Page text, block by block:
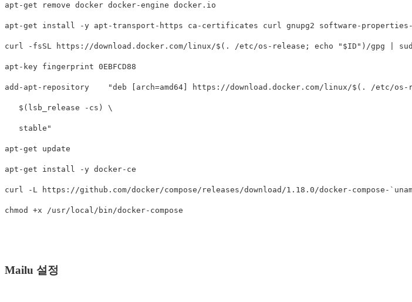
apt-get remove docker docker-engine docker.io
apt-get install -y apt-transport-https ca-certificates curl gnupg2 software-properties-
curl -fsSL https://download.docker.com/linux/$(. /etc/os-release; echo "$ID")/gpg |
apt-key fingerprint 0EBFCD88
add-apt-repository    "deb [arch=amd64] https://download.docker.com/linux/$(. /etc/
   $(lsb_release -cs) \
   stable"
apt-get update
apt-get install -y docker-ce
curl -L https://github.com/docker/compose/releases/download/1.18.0/docker-compose-
Mailu 설정